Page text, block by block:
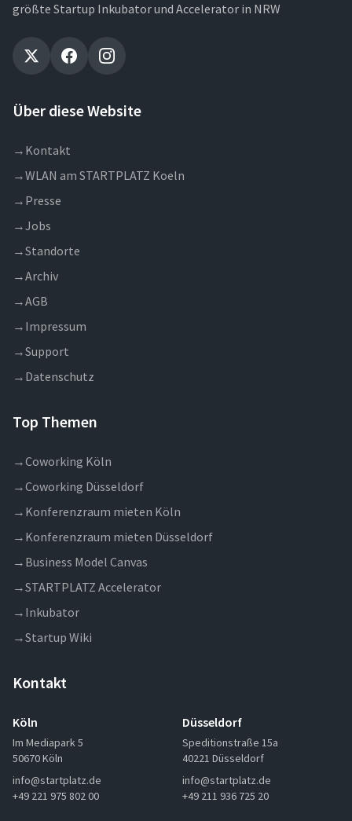
größte Startup Inkubator und Accelerator in NRW
Über diese Website
→ Kontakt
→WLAN am STARTPLATZ Koeln
→ Presse
→Jobs
→Standorte
→Archiv
→AGB
→ Impressum
→Support
→ Datenschutz
Top Themen
→Coworking Köln
→Coworking Düsseldorf
→ Konferenzraum mieten Köln
→ Konferenzraum mieten Düsseldorf
→ Business Model Canvas
→STARTPLATZ Accelerator
→ Inkubator
→Startup Wiki
Kontakt
Köln
Im Mediapark 5
50670 Köln
info@startplatz.de
+49 221 975 802 00
Düsseldorf
Speditionstraße 15a
40221 Düsseldorf
info@startplatz.de
+49 211 936 725 20